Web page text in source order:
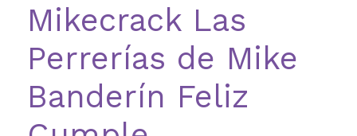
Mikecrack Las
Perrerías de Mike
Banderín Feliz